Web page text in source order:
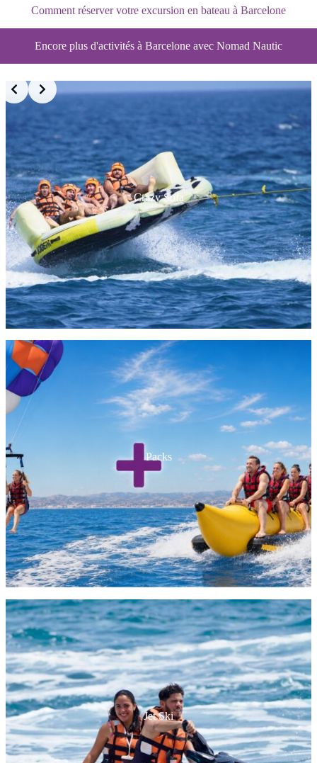
Comment réserver votre excursion en bateau à Barcelone
Encore plus d'activités à Barcelone avec Nomad Nautic
Crazy Sofa
Packs
Jet Ski